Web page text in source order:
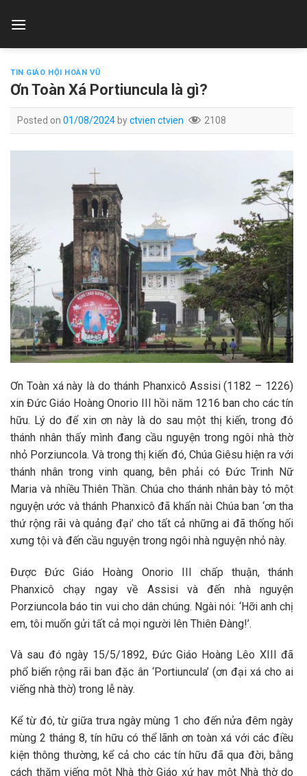
TIN GIÁO HỘI HOÀN VŨ
Ơn Toàn Xá Portiuncula là gì?
Posted on 01/08/2024byctvien ctvien 2108
Ơn Toàn xá này là do thánh Phanxicô Assisi (1182 – 1226)
xin Đức Giáo Hoàng Onorio III hồi năm 1216 ban cho các tín
hữu. Lý do để xin ơn này là do sau một thị kiến, trong đó
thánh nhân thấy mình đang cầu nguyện trong ngôi nhà thờ
nhỏ Porziuncola. Và trong thị kiến đó, Chúa Giêsu hiện ra với
thánh nhân trong vinh quang, bên phải có Đức Trinh Nữ
Maria và nhiều Thiên Thần. Chúa cho thánh nhân bày tỏ một
nguyện ước và thánh Phanxicô đã khẩn nài Chúa ban ‘ơn tha
thứ rộng rãi và quảng đại’ cho tất cả những ai đã thống hối
xưng tội và đến cầu nguyện trong ngôi nhà nguyện nhỏ này.
Được Đức Giáo Hoàng Onorio III chấp thuận, thánh
Phanxicô chạy ngay về Assisi và đến nhà nguyện
Porziuncola báo tin vui cho dân chúng. Ngài nói: ‘Hỡi anh chị
em, tôi muốn gửi tất cả mọi người lên Thiên Đàng!’.
Và sau đó ngày 15/5/1892, Đức Giáo Hoàng Lêo XIII đã
phổ biến rộng rãi ban đặc ân ‘Portiuncula’ (ơn đại xá cho ai
viếng nhà thờ) trong lễ này.
Kể từ đó, từ giữa trưa ngày mùng 1 cho đến nửa đêm ngày
mùng 2 tháng 8, tín hữu có thể lãnh ơn toàn xá với các điều
kiện thông thường, kể cả cho các tín hữu đã qua đời, bằng
cách thăm viếng một Nhà thờ Giáo xứ hay một Nhà thờ do